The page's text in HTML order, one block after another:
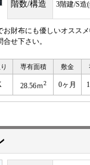
階数/構造 3階建/S造
財布にも優しいオスス
せ下さい。
専有面積 敷金
28.56ｍ2 0ヶ月